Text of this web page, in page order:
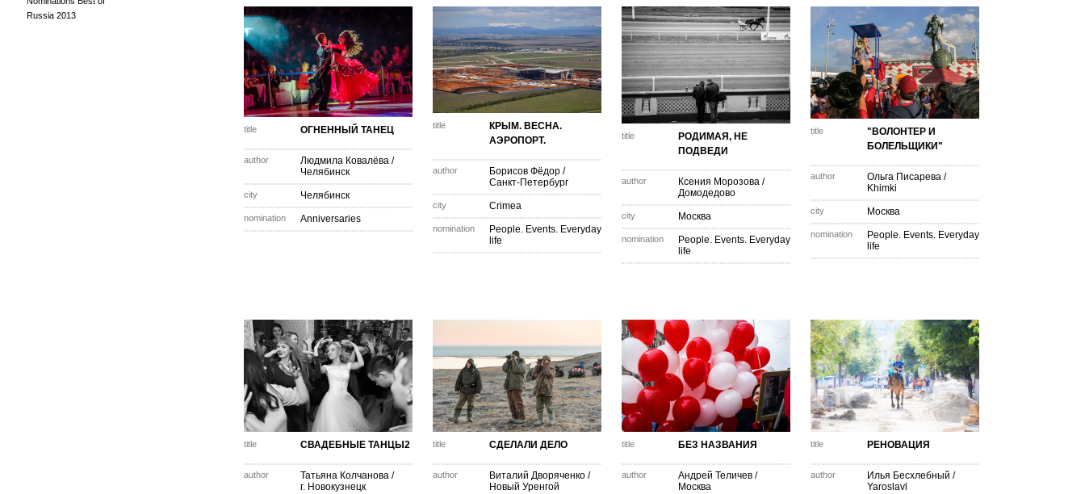
Russia 2013
title ОГНЕННЫЙ ТАНЕЦ
author Людмила Ковалёва /
Челябинск
city Челябинск
nomination Anniversaries
title
КРЫМ. ВЕСНА.
АЭРОПОРТ.
author Борисов Фёдор /
Санкт-Петербург
city Crimea
nomination
People. Events. Everyday
life
title
РОДИМАЯ, НЕ
ПОДВЕДИ
author Ксения Морозова /
Домодедово
city Москва
nomination
People. Events. Everyday
life
title
"ВОЛОНТЕР И
БОЛЕЛЬЩИКИ"
author Ольга Писарева /
Khimki
city Москва
nomination
People. Events. Everyday
life
title СВАДЕБНЫЕ ТАНЦЫ2
author Татьяна Колчанова /
г. Новокузнецк
title СДЕЛАЛИ ДЕЛО
author Виталий Дворяченко /
Новый Уренгой
title БЕЗ НАЗВАНИЯ
author Андрей Теличев /
Москва
title РЕНОВАЦИЯ
author Илья Бесхлебный /
Yaroslavl